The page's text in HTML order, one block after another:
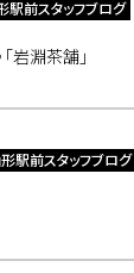
駅前スタッフブログ
岩淵茶舗」
駅前スタッフブログ